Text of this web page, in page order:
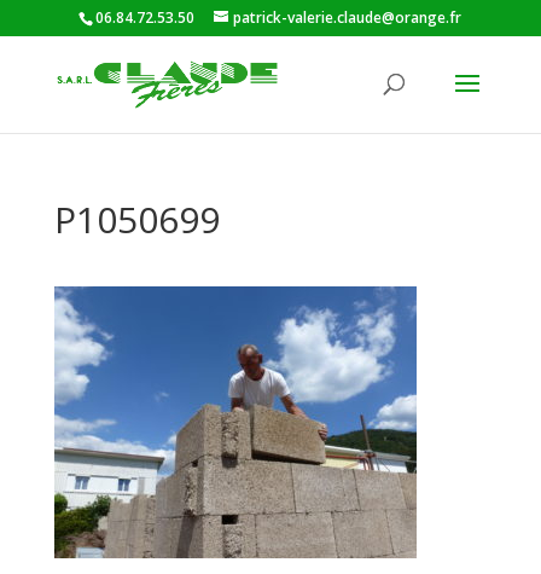
06.84.72.53.50 patrick-valerie.claude@orange.fr
P1050699